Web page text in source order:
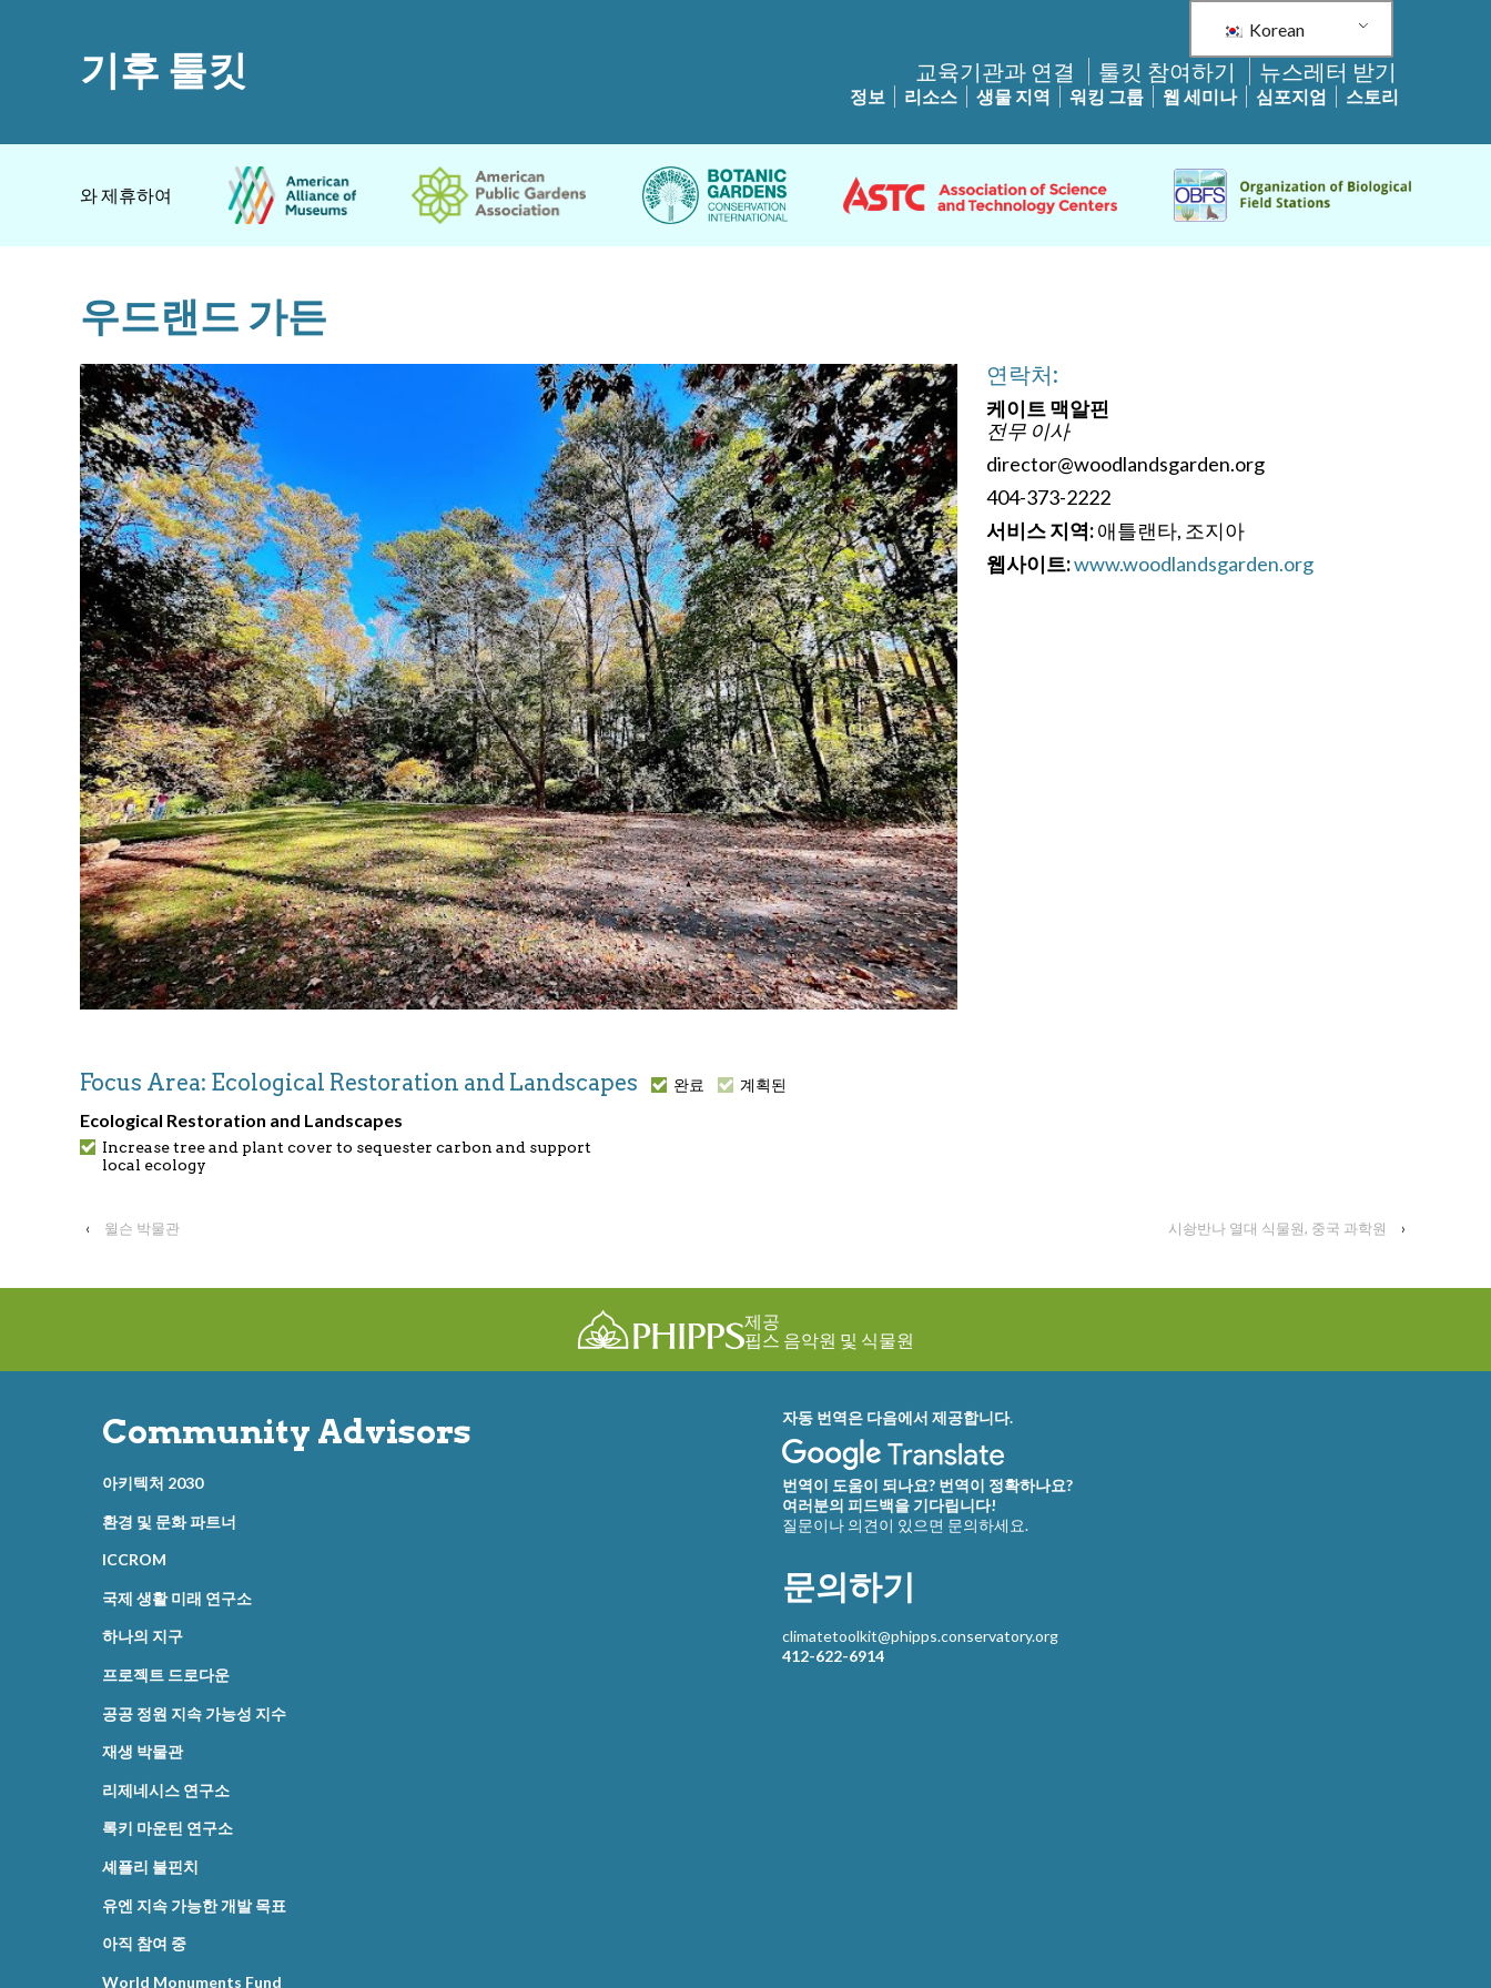
기후 툴킷
Korean
교육기관과 연결 툴킷 참여하기 뉴스레터 받기
정보 리소스 생물 지역 워킹 그룹 웹 세미나 심포지엄 스토리
와 제휴하여
우드랜드 가든
연락처:
케이트 맥알핀
전무 이사
director@woodlandsgarden.org
404-373-2222
서비스 지역:애틀랜타, 조지아
웹사이트:www.woodlandsgarden.org
Focus Area: Ecological Restoration and Landscapes 완료 계획된
Ecological Restoration and Landscapes
Increase tree and plant cover to sequester carbon and support
local ecology
‹ 윌슨 박물관 시솽반나 열대 식물원, 중국 과학원 ›
제공
핍스 음악원 및 식물원
Community Advisors
아키텍처 2030
환경 및 문화 파트너
ICCROM
국제 생활 미래 연구소
하나의 지구
프로젝트 드로다운
공공 정원 지속 가능성 지수
재생 박물관
리제네시스 연구소
록키 마운틴 연구소
셰플리 불핀치
유엔 지속 가능한 개발 목표
아직 참여 중
World Monuments Fund
자동 번역은 다음에서 제공합니다.
번역이 도움이 되나요? 번역이 정확하나요?
여러분의 피드백을 기다립니다!
질문이나 의견이 있으면 문의하세요.
문의하기
climatetoolkit@phipps.conservatory.org
412-622-6914